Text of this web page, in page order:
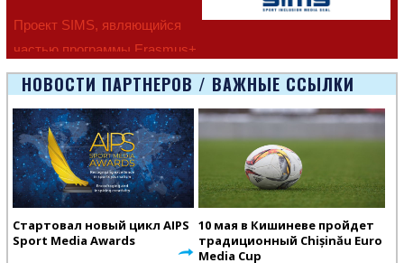
Проект SIMS, являющийся
частью программы Erasmus+
Европейско
НОВОСТИ ПАРТНЕРОВ / ВАЖНЫЕ ССЫЛКИ
Стартовал новый цикл AIPS
Sport Media Awards
10 мая в Кишиневе пройдет
традиционный Chișinău Euro
Media Cup